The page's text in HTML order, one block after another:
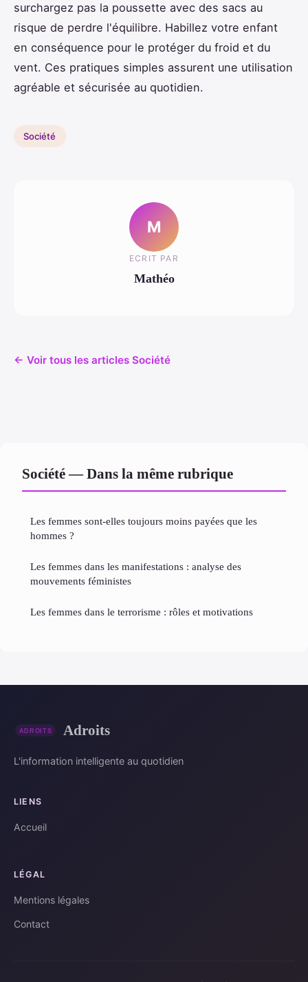
surchargez pas la poussette avec des sacs au
risque de perdre l'équilibre. Habillez votre enfant
en conséquence pour le protéger du froid et du
vent. Ces pratiques simples assurent une utilisation
agréable et sécurisée au quotidien.
Société
M
ECRIT PAR
Mathéo
← Voir tous les articles Société
Société — Dans la même rubrique
Les femmes sont-elles toujours moins payées que les
hommes ?
Les femmes dans les manifestations : analyse des
mouvements féministes
Les femmes dans le terrorisme : rôles et motivations
Adroits
L'information intelligente au quotidien
LIENS
Accueil
LÉGAL
Mentions légales
Contact